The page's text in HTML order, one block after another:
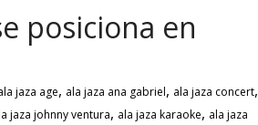
posiciona en
jaza age, ala jaza ana gabriel, ala jaza concert,
jaza johnny ventura, ala jaza karaoke, ala jaza